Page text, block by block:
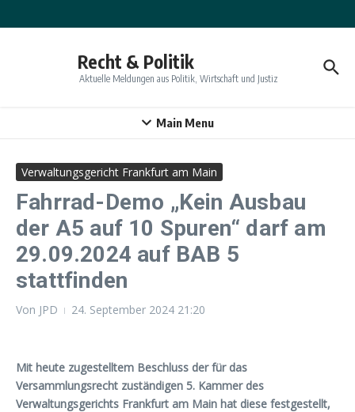
Recht & Politik
Aktuelle Meldungen aus Politik, Wirtschaft und Justiz
Main Menu
Verwaltungsgericht Frankfurt am Main
Fahrrad-Demo „Kein Ausbau
der A5 auf 10 Spuren“ darf am
29.09.2024 auf BAB 5
stattfinden
Von JPD 24. September 2024 21:20
Mit heute zugestelltem Beschluss der für das
Versammlungsrecht zuständigen 5. Kammer des
Verwaltungsgerichts Frankfurt am Main hat diese festgestellt,